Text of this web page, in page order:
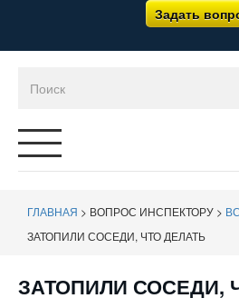
Задать
Переключатель
ГЛАВНАЯ > ВОПРОС ИНСПЕКТОРУ >
ЗАТОПИЛИ СОСЕДИ, ЧТО ДЕЛАТЬ
ЗАТОПИЛИ СОСЕДИ,